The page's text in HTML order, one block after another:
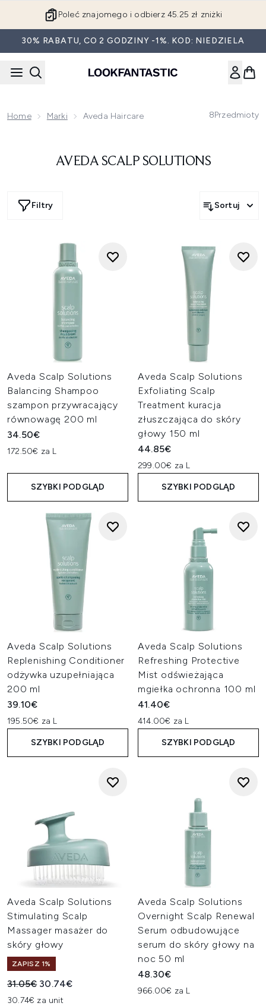
Poleć znajomego i odbierz 45.25 zł zniżki
30% RABATU, CO 2 GODZINY -1%. KOD: NIEDZIELA
Home Marki Aveda Haircare 8Przedmioty
AVEDA SCALP SOLUTIONS
Filtry Sortuj
Aveda Scalp Solutions
Balancing Shampoo
szampon przywracający
równowagę 200 ml
34.50€
172.50€ za L
SZYBKI PODGLĄD
Aveda Scalp Solutions
Exfoliating Scalp
Treatment kuracja
złuszczająca do skóry
głowy 150 ml
44.85€
299.00€ za L
SZYBKI PODGLĄD
Aveda Scalp Solutions
Replenishing Conditioner
odżywka uzupełniająca
200 ml
39.10€
195.50€ za L
SZYBKI PODGLĄD
Aveda Scalp Solutions
Refreshing Protective
Mist odświeżająca
mgiełka ochronna 100 ml
41.40€
414.00€ za L
SZYBKI PODGLĄD
Aveda Scalp Solutions
Stimulating Scalp
Massager masażer do
skóry głowy
ZAPISZ 1%
Sugerowana cena detaliczna:
31.05€ Aktualna cena:
30.74€
30.74€ za unit
Aveda Scalp Solutions
Overnight Scalp Renewal
Serum odbudowujące
serum do skóry głowy na
noc 50 ml
48.30€
966.00€ za L